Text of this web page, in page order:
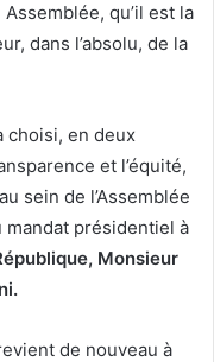
qu’il est la
dans l’absolu, de la
choisi, en deux
et l’équité,
sein de l’Assemblée
mandat présidentiel à
Monsieur
de nouveau à